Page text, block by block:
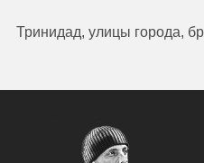
Тринидад, улицы города,